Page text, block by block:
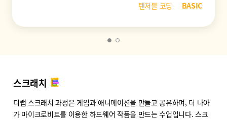
텐저블 코딩 BASIC
스크래치
디랩 스크래치 과정은 게임과 애니메이션을 만들고 공유하며, 더 나아
가 마이크로비트를 이용한 하드웨어 작품을 만드는 수업입니다. 스크